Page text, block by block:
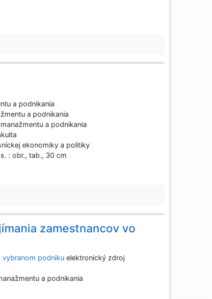
a podnikania
a podnikania
a podnikania
ekonomiky a politiky
: obr., tab., 30 cm
zamestnancov vo
vybranom podniku elektronický zdroj
a podnikania